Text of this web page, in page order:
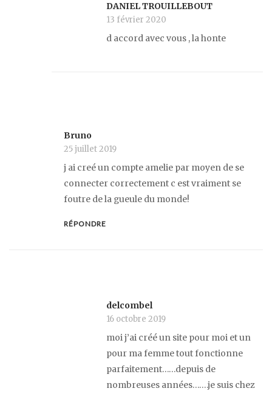
DANIEL TROUILLEBOUT
13 février 2020
d accord avec vous , la honte
Bruno
25 juillet 2019
j ai creé un compte amelie par moyen de se
connecter correctement c est vraiment se
foutre de la gueule du monde!
RÉPONDRE
delcombel
16 octobre 2019
moi j’ai créé un site pour moi et un
pour ma femme tout fonctionne
parfaitement……depuis de
nombreuses années…….je suis chez